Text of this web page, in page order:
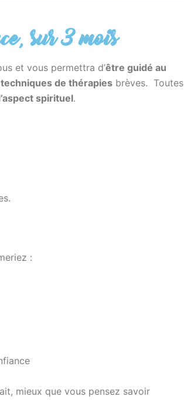
sur 3 mois
et vous permettra d’être guidé au
de thérapies brèves. Toutes
spirituel.
:
mieux que vous pensez savoir